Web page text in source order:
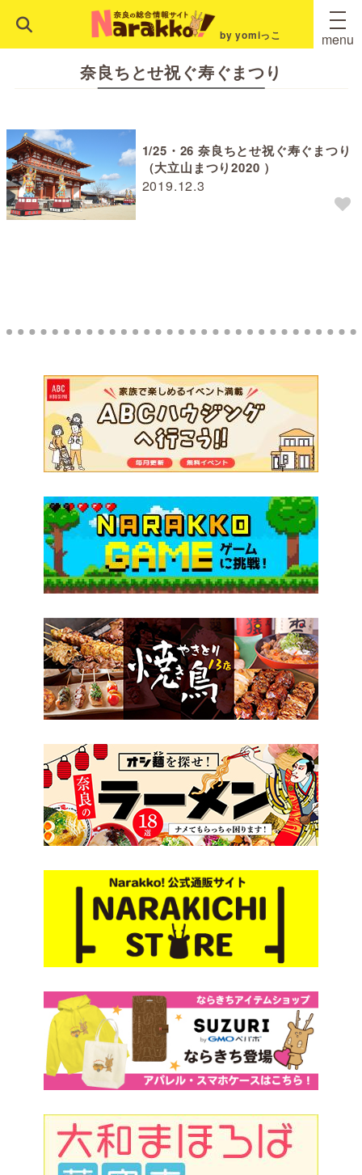
by yomiっこ menu
奈良ちとせ祝ぐ寿ぐまつり
2019.12.3
1/25・26 奈良ちとせ祝ぐ寿ぐまつり
（大立山まつり2020 ）